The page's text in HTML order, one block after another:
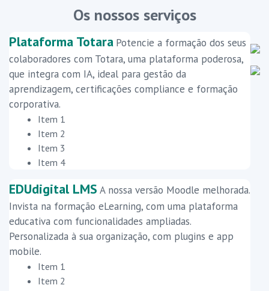
Os nossos serviços
Plataforma Totara Potencie a formação dos seus
colaboradores com Totara, uma plataforma poderosa,
que integra com IA, ideal para gestão da
aprendizagem, certificações compliance e formação
corporativa.
Item 1
Item 2
Item 3
Item 4
EDUdigital LMS A nossa versão Moodle melhorada.
Invista na formação eLearning, com uma plataforma
educativa com funcionalidades ampliadas.
Personalizada à sua organização, com plugins e app
mobile.
Item 1
Item 2